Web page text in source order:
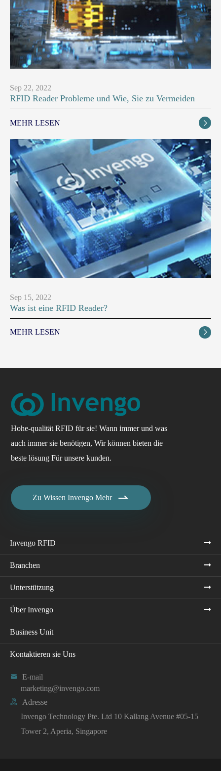
Sep 22, 2022
RFID Reader Probleme und Wie, Sie zu Vermeiden
MEHR LESEN 
Sep 15, 2022
Was ist eine RFID Reader?
MEHR LESEN 
Hohe-qualität RFID für sie! Wann immer und was
auch immer sie benötigen, Wir können bieten die
beste lösung Für unsere kunden.
Zu Wissen Invengo Mehr 
Invengo RFID
Branchen
Unterstützung
Über Invengo
Business Unit
Kontaktieren sie Uns

E-mail
marketing@invengo.com

Adresse
Invengo Technology Pte. Ltd 10 Kallang Avenue #05-15
Tower 2, Aperia, Singapore